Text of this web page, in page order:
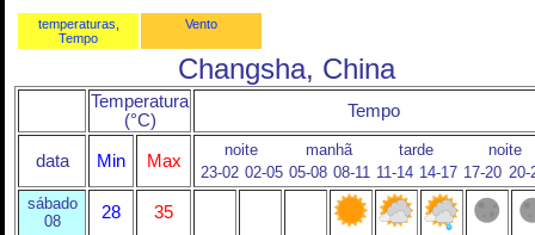
temperaturas,
Tempo
Vento
Changsha, China
Temperatura
(°C)
Tempo
data Min Max
noite manhã tarde
noite
23-02 02-05 05-08 08-11 11-14 14-17 17-20 20-
sábado
08
28 35